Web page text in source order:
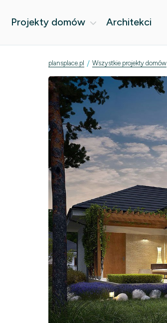
Projekty domów Architekci
plansplace.pl / Wszystkie projekty domów